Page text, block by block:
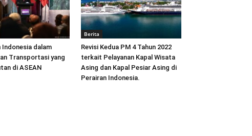
Indonesia dalam
Transportasi yang
di ASEAN
Berita
Revisi Kedua PM 4 Tahun 2022
terkait Pelayanan Kapal Wisata
Asing dan Kapal Pesiar Asing di
Perairan Indonesia.